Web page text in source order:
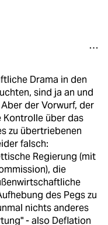
Drama in den
sind ja an und
der Vorwurf, der
Kontrolle über das
zu übertriebenen
falsch:
Regierung (mit
die
des Pegs zu
nichts anderes
- also Deflation